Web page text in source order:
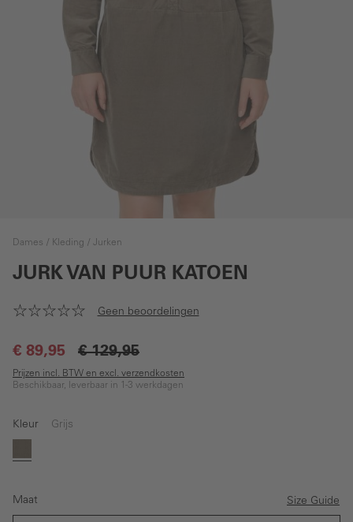
Dames Kleding Jurken
JURK VAN PUUR KATOEN
Geen beoordelingen
€ 89,95 € 129,95
Prijzen incl. BTW en excl. verzendkosten
Beschikbaar, leverbaar in 1-3 werkdagen
Kleur Grijs
Grijs
Maat Size Guide